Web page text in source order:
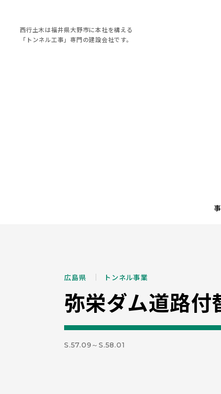
西行土木は福井県大野市に本社を構える
「トンネル工事」専門の建設会社です。
広島県 トンネル事業
弥栄ダム道路
S.57.09～S.58.01